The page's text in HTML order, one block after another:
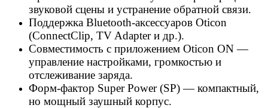
звуковой сцены и устранение обратной связи.
Поддержка Bluetooth-аксессуаров Oticon
(ConnectClip, TV Adapter и др.).
Совместимость с приложением Oticon ON —
управление настройками, громкостью и
отслеживание заряда.
Форм-фактор Super Power (SP) — компактный,
но мощный заушный корпус.